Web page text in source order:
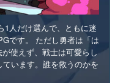
1人だけ選んで、ともに迷
です。 ただし勇者は「は
使えず、戦士は可愛らし
います。誰を救うのかを